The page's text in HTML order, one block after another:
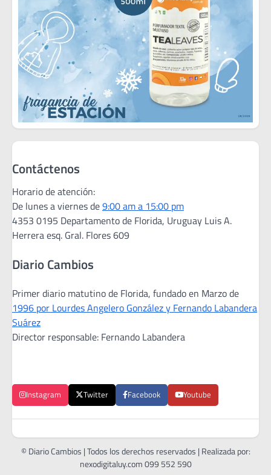
Contáctenos
Horario de atención:
De lunes a viernes de9:00 am a 15:00 pm
4353 0195 Departamento de Florida, Uruguay Luis A.
Herrera esq. Gral. Flores 609
Diario Cambios
Primer diario matutino de Florida, fundado en Marzo de
1996 por Lourdes Angelero González y Fernando Labandera
Suárez
Director responsable: Fernando Labandera
Instagram Twitter Facebook Youtube